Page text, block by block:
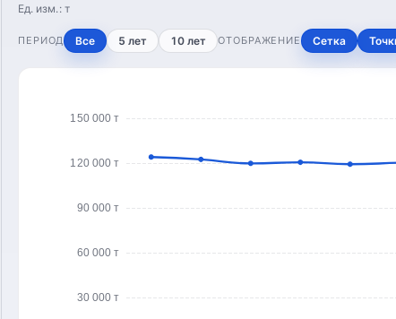
Ед. изм.: т
ПЕРИОД Все 5 лет 10 лет ОТОБРАЖЕНИЕ Сетка
30 000 т
60 000 т
90 000 т
120 000 т
150 000 т